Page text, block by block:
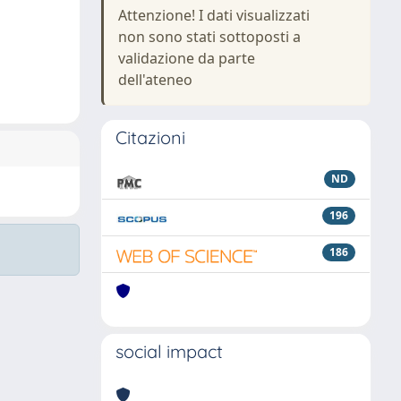
Attenzione! I dati visualizzati
non sono stati sottoposti a
validazione da parte
dell'ateneo
Citazioni
ND
196
186
social impact